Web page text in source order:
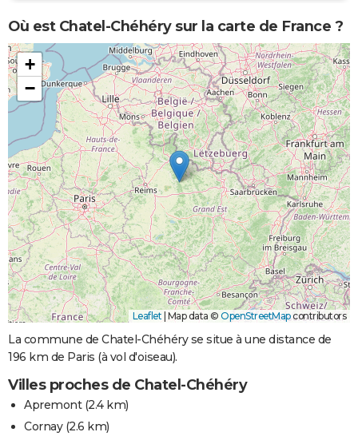
Où est Chatel-Chéhéry sur la carte de France ?
+
−
Leaflet Map data © OpenStreetMapcontributors
La commune de Chatel-Chéhéry se situe à une distance de
196 km de Paris (à vol d'oiseau).
Villes proches de Chatel-Chéhéry
Apremont(2.4 km)
Cornay(2.6 km)